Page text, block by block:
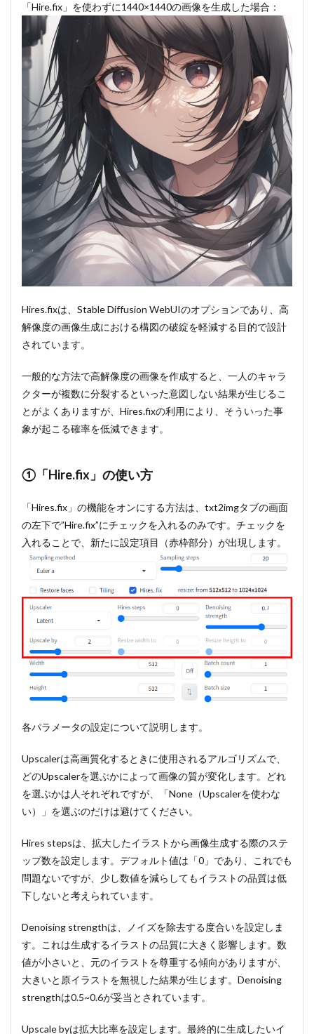
で画像の
アスペク
ト比を変
更する
3.1
①「Aspect
Ratio
selector」
の導入方法
3.2
②「Aspect
Ratio
selector」
の使い方
3.3
③ ボ
タン
をカ
スタ
ムす
法
3.3.1
アスペ
を設定
タンを
カスタ
ム
像度の
タム
4
まと
め
Stable
Diffusion
で素早く
するには
～
「Hire.fix」を使わずに1440×1440の画像を生成した場合：
Hires.fixは、Stable Diffusion WebUIのオプションであり、高
解像度の画像生成における構図の破綻を軽減する目的で設計
されています。
一般的な方法で高解像度の画像を作成すると、一人のキャラ
クターが複数に分裂するといった意図しない結果が生じるこ
とがよくありますが、Hires.fixの利用により、そういった事
象が起こる確率を低減できます。
①「Hire.fix」の使い方
「Hires.fix」の機能をオンにする方法は、txt2imgタブの画面
の左下で”Hire.fix”にチェックを入れるのみです。チェックを
入れることで、新たに設定項目（赤枠部分）が出現します。
各パラメータの設定について説明します。
Upscalerは高画質化するときに使用されるアルゴリズムで、
どのUpscalerを選ぶかによって画像の質が変化します。どれ
を選ぶかは人それぞれですが、「None（Upscalerを使わな
い）」を選ぶのだけは避けてください。
Hires stepsは、拡大したイラストから画像生成する際のステ
ップ数を設定します。デフォルト値は「0」であり、これでも
問題ないですが、少し数値を減らしてもイラストの品質は低
下しないと考えられています。
Denoising strengthは、ノイズを除去する度合いを設定しま
す。これは生成するイラストの品質に大きく影響します。数
値が小さいと、元のイラストを尊重する傾向がありますが、
大きいと原イラストを無視した結果が生じます。Denoising
strengthは0.5~0.6が妥当とされています。
Upscale byは拡大比率を設定します。最終的に生成したいイ